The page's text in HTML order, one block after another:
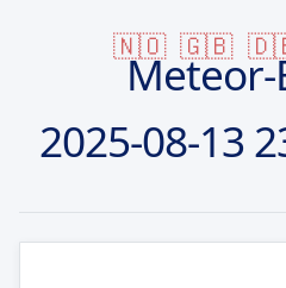
🇳🇴 🇬🇧
2025-08-13